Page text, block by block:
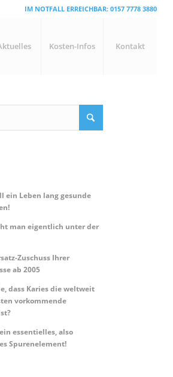
IM NOTFALL ERREICHBAR:0157 7778 3880
Kosten-Infos Kontakt
ein Leben lang gesunde
man eigentlich unter der
Zuschuss Ihrer
ab 2005
dass Karies die weltweit
vorkommende
essentielles, also
Spurenelement!